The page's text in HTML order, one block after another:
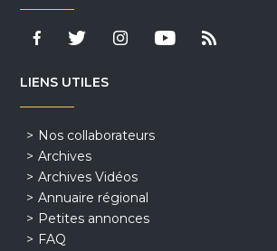
LIENS UTILES
Nos collaborateurs
Archives
Archives Vidéos
Annuaire régional
Petites annonces
FAQ